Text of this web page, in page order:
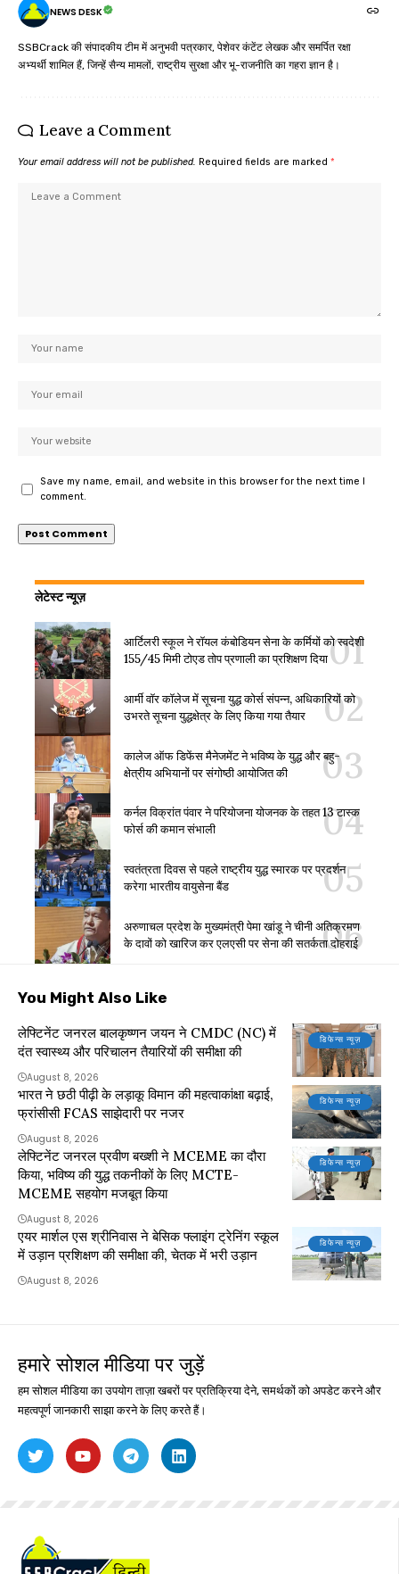
NEWS DESK
SSBCrack की संपादकीय टीम में अनुभवी पत्रकार, पेशेवर कंटेंट लेखक और समर्पित रक्षा
अभ्यर्थी शामिल हैं, जिन्हें सैन्य मामलों, राष्ट्रीय सुरक्षा और भू-राजनीति का गहरा ज्ञान है।
Leave a Comment
Your email address will not be published. Required fields are marked *
Save my name, email, and website in this browser for the next time I
comment.
लेटेस्ट न्यूज़
आर्टिलरी स्कूल ने रॉयल कंबोडियन सेना के कर्मियों को स्वदेशी
155/45 मिमी टोएड तोप प्रणाली का प्रशिक्षण दिया
आर्मी वॉर कॉलेज में सूचना युद्ध कोर्स संपन्न, अधिकारियों को
उभरते सूचना युद्धक्षेत्र के लिए किया गया तैयार
कालेज ऑफ डिफेंस मैनेजमेंट ने भविष्य के युद्ध और बहु-
क्षेत्रीय अभियानों पर संगोष्ठी आयोजित की
कर्नल विक्रांत पंवार ने परियोजना योजनक के तहत 13 टास्क
फोर्स की कमान संभाली
स्वतंत्रता दिवस से पहले राष्ट्रीय युद्ध स्मारक पर प्रदर्शन
करेगा भारतीय वायुसेना बैंड
अरुणाचल प्रदेश के मुख्यमंत्री पेमा खांडू ने चीनी अतिक्रमण
के दावों को खारिज कर एलएसी पर सेना की सतर्कता दोहराई
You Might Also Like
डिफेन्स न्यूज़
लेफ्टिनेंट जनरल बालकृष्णन जयन ने CMDC (NC) में
दंत स्वास्थ्य और परिचालन तैयारियों की समीक्षा की
August 8, 2026
डिफेन्स न्यूज़
भारत ने छठी पीढ़ी के लड़ाकू विमान की महत्वाकांक्षा बढ़ाई,
फ्रांसीसी FCAS साझेदारी पर नजर
August 8, 2026
डिफेन्स न्यूज़
लेफ्टिनेंट जनरल प्रवीण बख्शी ने MCEME का दौरा
किया, भविष्य की युद्ध तकनीकों के लिए MCTE-
MCEME सहयोग मजबूत किया
August 8, 2026
डिफेन्स न्यूज़
एयर मार्शल एस श्रीनिवास ने बेसिक फ्लाइंग ट्रेनिंग स्कूल
में उड़ान प्रशिक्षण की समीक्षा की, चेतक में भरी उड़ान
August 8, 2026
हमारे सोशल मीडिया पर जुड़ें
हम सोशल मीडिया का उपयोग ताज़ा खबरों पर प्रतिक्रिया देने, समर्थकों को अपडेट करने और
महत्वपूर्ण जानकारी साझा करने के लिए करते हैं।